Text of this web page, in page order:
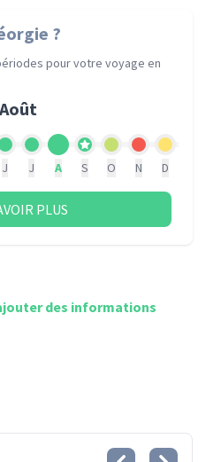
?
pour votre voyageen
Août
J J A S O N D
PLUS
des informations